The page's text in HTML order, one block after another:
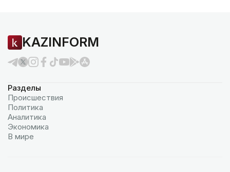
KAZINFORM
Разделы
Происшествия
Политика
Аналитика
Экономика
В мире